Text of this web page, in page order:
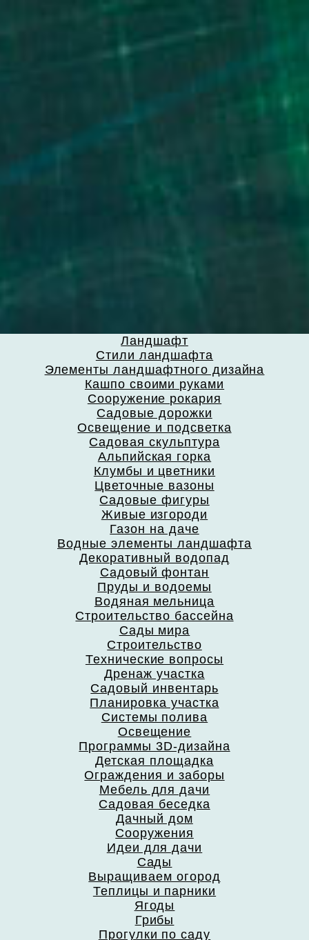
Ландшафт
Стили ландшафта
Элементы ландшафтного дизайна
Кашпо своими руками
Сооружение рокария
Садовые дорожки
Освещение и подсветка
Садовая скульптура
Альпийская горка
Клумбы и цветники
Цветочные вазоны
Садовые фигуры
Живые изгороди
Газон на даче
Водные элементы ландшафта
Декоративный водопад
Садовый фонтан
Пруды и водоемы
Водяная мельница
Строительство бассейна
Сады мира
Строительство
Технические вопросы
Дренаж участка
Садовый инвентарь
Планировка участка
Системы полива
Освещение
Программы 3D-дизайна
Детская площадка
Ограждения и заборы
Мебель для дачи
Садовая беседка
Дачный дом
Сооружения
Идеи для дачи
Сады
Выращиваем огород
Теплицы и парники
Ягоды
Грибы
Прогулки по саду